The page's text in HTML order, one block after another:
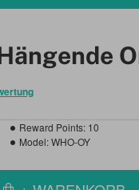
Reward Points: 10
Model:WHO-OY